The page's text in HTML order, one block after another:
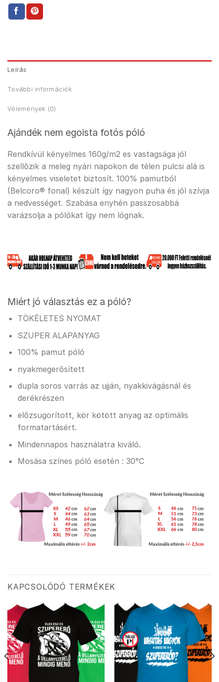
Leírás
További információk
Vélemények (0)
Ajándék nem egoista fotós póló
Rendkívül kényelmes 160g/m2 es vastagsága jól
szellőzik a meleg nyári napokon de télen pulcsi alá is
kényelmes viseletet biztosít. 100% pamutból
(Belcoro® fonal) készült így nagyon puha és jól szívja
a nedvességet. Szabása enyhén passzosabbá
varázsolja a pólókat így nem lógnak.
Miért jó választás ez a póló?
TÖKÉLETES NYOMAT
SZUPER ALAPANYAG
100% pamut póló
nyakmegerősített
dupla soros varrás az ujján, nyakkivágásnál és
derékrészen
előzsugorított, kör kötött anyag az optimális
formatartásért.
Mindennapos használatra kiváló.
Mosása színes póló esetén : 30°C
KAPCSOLÓDÓ TERMÉKEK